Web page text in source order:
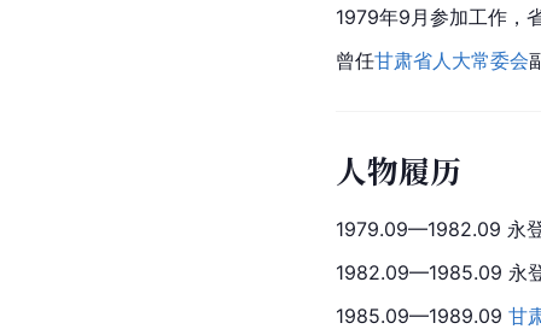
1979年9月参加工作，
曾任甘肃省人大常委会
人物履历
1979.09—1982.09 永
1982.09—1985.09 永
1985.09—1989.09 甘